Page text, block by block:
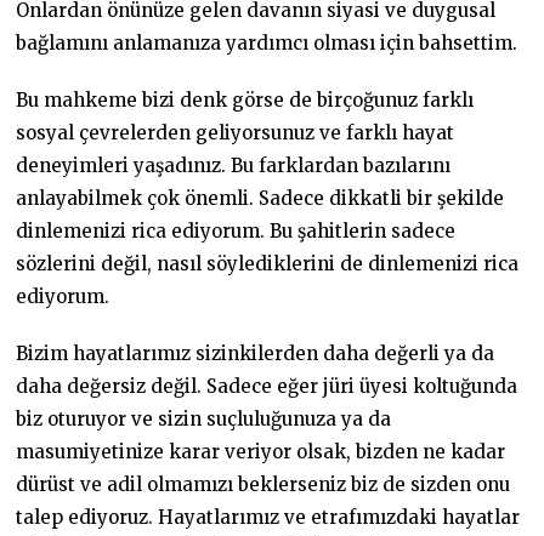
Onlardan önünüze gelen davanın siyasi ve duygusal
bağlamını anlamanıza yardımcı olması için bahsettim.
Bu mahkeme bizi denk görse de birçoğunuz farklı
sosyal çevrelerden geliyorsunuz ve farklı hayat
deneyimleri yaşadınız. Bu farklardan bazılarını
anlayabilmek çok önemli. Sadece dikkatli bir şekilde
dinlemenizi rica ediyorum. Bu şahitlerin sadece
sözlerini değil, nasıl söylediklerini de dinlemenizi rica
ediyorum.
Bizim hayatlarımız sizinkilerden daha değerli ya da
daha değersiz değil. Sadece eğer jüri üyesi koltuğunda
biz oturuyor ve sizin suçluluğunuza ya da
masumiyetinize karar veriyor olsak, bizden ne kadar
dürüst ve adil olmamızı beklerseniz biz de sizden onu
talep ediyoruz. Hayatlarımız ve etrafımızdaki hayatlar